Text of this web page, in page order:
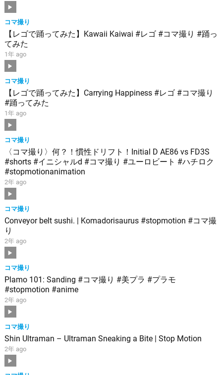
コマ撮り
【レゴで踊ってみた】Kawaii Kaiwai #レゴ #コマ撮り #踊っ
てみた
1年 ago
コマ撮り
【レゴで踊ってみた】Carrying Happiness #レゴ #コマ撮り
#踊ってみた
1年 ago
コマ撮り
〈コマ撮り〉何？！慣性ドリフト！Initial D AE86 vs FD3S
#shorts #イニシャルd #コマ撮り #ユーロビート #ハチロク
#stopmotionanimation
2年 ago
コマ撮り
Conveyor belt sushi. | Komadorisaurus #stopmotion #コマ撮
り
2年 ago
コマ撮り
Plamo 101: Sanding #コマ撮り #美プラ #プラモ
#stopmotion #anime
2年 ago
コマ撮り
Shin Ultraman – Ultraman Sneaking a Bite | Stop Motion
2年 ago